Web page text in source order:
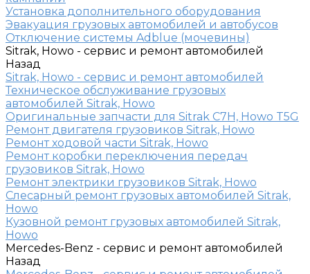
Установка дополнительного оборудования
Эвакуация грузовых автомобилей и автобусов
Отключение системы Adblue (мочевины)
Sitrak, Howo - сервис и ремонт автомобилей
Назад
Sitrak, Howo - сервис и ремонт автомобилей
Техническое обслуживание грузовых
автомобилей Sitrak, Howo
Оригинальные запчасти для Sitrak C7H, Howo T5G
Ремонт двигателя грузовиков Sitrak, Howo
Ремонт ходовой части Sitrak, Howo
Ремонт коробки переключения передач
грузовиков Sitrak, Howo
Ремонт электрики грузовиков Sitrak, Howo
Слесарный ремонт грузовых автомобилей Sitrak,
Howo
Кузовной ремонт грузовых автомобилей Sitrak,
Howo
Mercedes-Benz - сервис и ремонт автомобилей
Назад